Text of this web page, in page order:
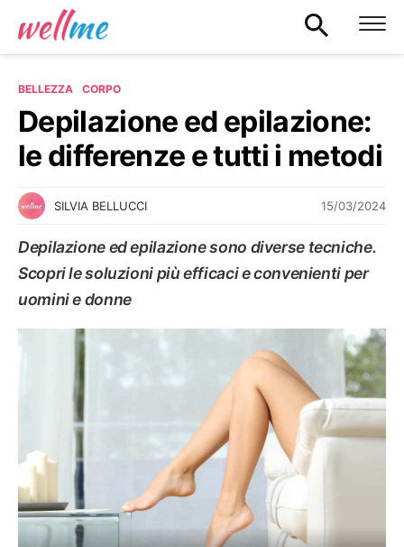
BELLEZZA CORPO
Depilazione ed epilazione:
le differenze e tutti i metodi
SILVIA BELLUCCI 15/03/2024
Depilazione ed epilazione sono diverse tecniche.
Scopri le soluzioni più efficaci e convenienti per
uomini e donne